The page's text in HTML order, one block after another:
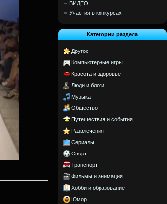
ВИДЕО
Участия в конкурсах
Категории раздела
Другое
Компьютерные игры
Красота и здоровье
Люди и блоги
Музыка
Общество
Путешествия и события
Развлечения
Сериалы
Спорт
Транспорт
Фильмы и анимация
Хобби и образование
Юмор